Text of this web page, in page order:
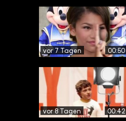
vor 7 Tagen 00:50
vor 8 Tagen 00:42